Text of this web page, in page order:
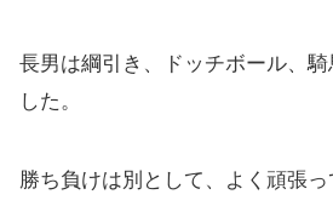
長男は綱引き、ドッチボール、
した。
勝ち負けは別として、よく頑張